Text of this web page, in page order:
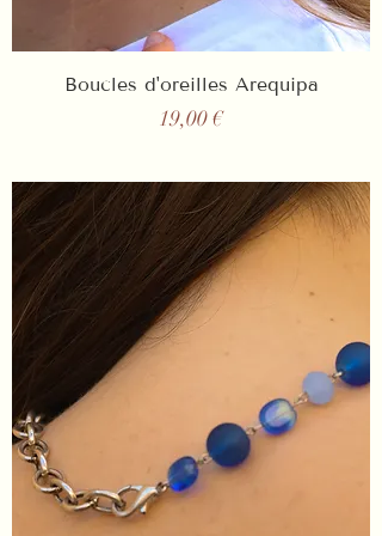
Boucles d'oreilles Arequipa
Prix
19,00 €